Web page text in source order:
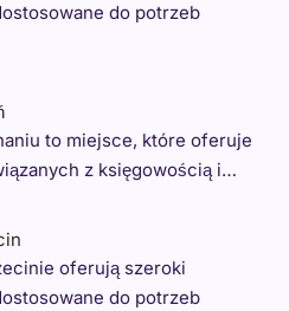
do potrzeb
to miejsce, które oferuje
z księgowością i…
oferują szeroki
do potrzeb